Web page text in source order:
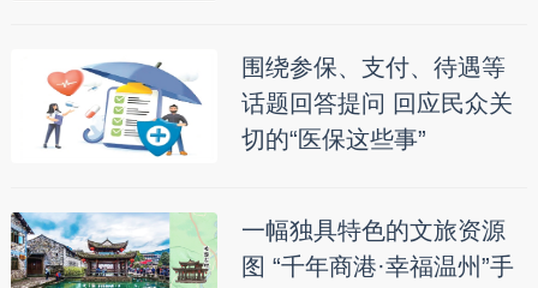
围绕参保、支付、待遇等
话题回答提问 回应民众关
切的“医保这些事”
一幅独具特色的文旅资源
图 “千年商港·幸福温州”手